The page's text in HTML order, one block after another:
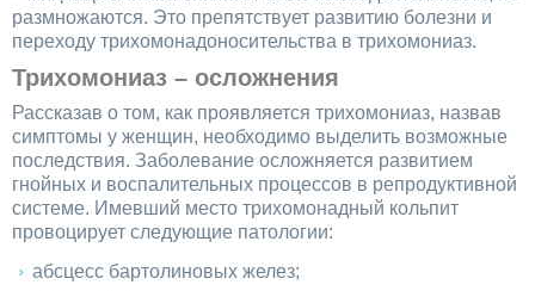
размножаются. Это препятствует развитию болезни и
переходу трихомонадоносительства в трихомониаз.
Трихомониаз – осложнения
Рассказав о том, как проявляется трихомониаз, назвав
симптомы у женщин, необходимо выделить возможные
последствия. Заболевание осложняется развитием
гнойных и воспалительных процессов в репродуктивной
системе. Имевший место трихомонадный кольпит
провоцирует следующие патологии:
абсцесс бартолиновых желез;